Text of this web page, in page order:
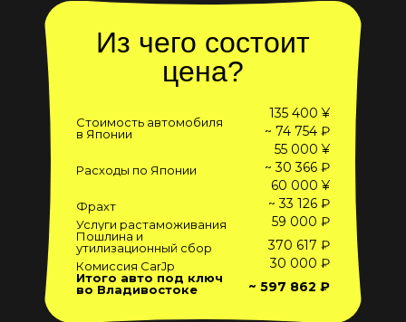
Из чего состоит
цена?
Стоимость автомобиля
в Японии
135 400 ¥
~ 74 754 ₽
Расходы по Японии
55 000 ¥
~ 30 366 ₽
Фрахт
60 000 ¥
~ 33 126 ₽
Услуги растаможивания 59 000 ₽
Пошлина и
утилизационный сбор
370 617 ₽
Комиссия CarJp 30 000 ₽
Итого авто под ключ
во Владивостоке
~ 597 862 ₽